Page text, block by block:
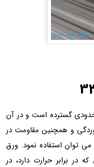
ورق استیل 321 تا حدودی گسترده است و در آن
و همچنین مقاومت در
می توان استفاده نمود. ورق
که در برابر حرارت دارد، در